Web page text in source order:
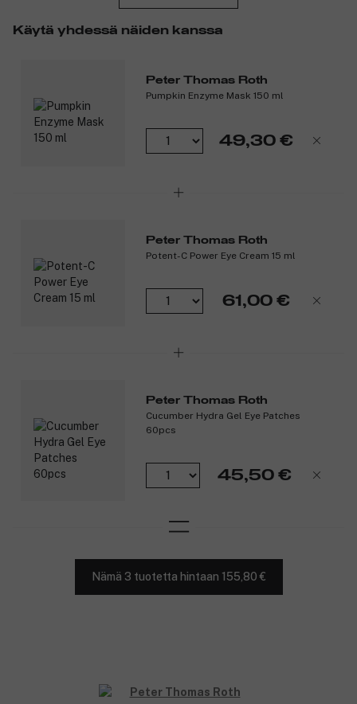
Kurkku-uute ravitsee, kosteuttaa, silottaa ja rauhoittaa
ihoa sekä vähentää turvotusta. Lisäksi se tekee ihosta
miellyttävän tuntuisen.
Kamomillauute on luonnollinen kukkauute, joka antaa
iholle miellyttävän tunteen ja rauhoittaa sitä.
Sokerivaahtera- ja sokeriruokouute virkistävät elottoman
näköistä ihoa.
Mustikkauute sisältää hyödyllisiä antioksidantteja.
Appelsiini- ja sitruunauute vahvistavat ihoa ja parantavat
Aloe vera rauhoittaa ja kosteuttaa ihoa.
Tuotenumero: 3141902
Käytä yhdessä näiden kanssa
Peter Thomas Roth
Pumpkin Enzyme Mask 150 ml
49,30 €
Peter Thomas Roth
Potent-C Power Eye Cream 15 ml
61,00 €
Peter Thomas Roth
Cucumber Hydra Gel Eye Patches
60pcs
45,50 €
Nämä 3 tuotetta hintaan 155,80 €